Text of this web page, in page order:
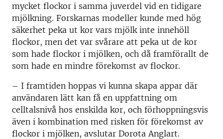
mycket flockor i samma juverdel vid en tidigare
mjölkning. Forskarnas modeller kunde med hög
säkerhet peka ut kor vars mjölk inte innehöll
flockor, men det var svårare att peka ut de kor
som hade flockor i mjölken, och då framförallt de
som hade en mindre förekomst av flockor.
– I framtiden hoppas vi kunna skapa appar där
användaren lätt kan få en uppfattning om
celltalsnivå hos enskilda kor, och förhoppningsvis
även i kombination med risken för förekomst av
flockor i mjölken, avslutar Dorota Anglart.